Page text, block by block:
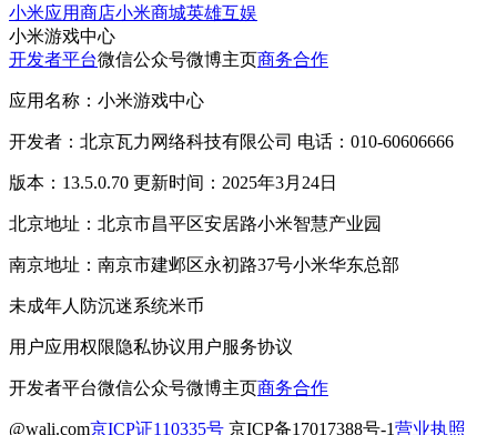
小米应用商店小米商城英雄互娱
小米游戏中心
开发者平台微信公众号微博主页商务合作
应用名称：小米游戏中心
开发者：北京瓦力网络科技有限公司 电话：010-60606666
版本：13.5.0.70 更新时间：2025年3月24日
北京地址：北京市昌平区安居路小米智慧产业园
南京地址：南京市建邺区永初路37号小米华东总部
未成年人防沉迷系统米币
用户应用权限隐私协议用户服务协议
开发者平台微信公众号微博主页商务合作
@wali.com京ICP证110335号 京ICP备17017388号-1营业执照